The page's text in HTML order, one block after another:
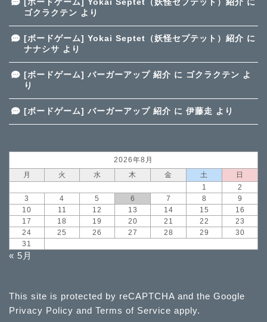
[ボードゲーム] Yokai Septet（妖怪セプテット）紹介 に
ゴクラクテン より
[ボードゲーム] Yokai Septet（妖怪セプテット）紹介 に
ナナシサ より
[ボードゲーム] バーガーアップ 紹介 に ゴクラクテン よ
り
[ボードゲーム] バーガーアップ 紹介 に 伊藤走 より
2026年8月
月
火 水 木 金 土
日
1
2
3
4 5 6 7 8
9
10
11 12 13 14 15
16
17
18 19 20 21 22
23
24
25 26 27 28 29
30
31
« 5月
This site is protected by reCAPTCHA and the Google
Privacy Policy and Terms of Service apply.